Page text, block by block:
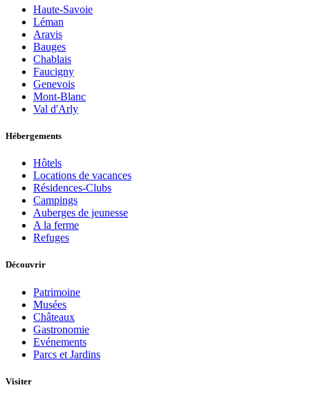
Haute-Savoie
Léman
Aravis
Bauges
Chablais
Faucigny
Genevois
Mont-Blanc
Val d'Arly
Hébergements
Hôtels
Locations de vacances
Résidences-Clubs
Campings
Auberges de jeunesse
A la ferme
Refuges
Découvrir
Patrimoine
Musées
Châteaux
Gastronomie
Evénements
Parcs et Jardins
Visiter